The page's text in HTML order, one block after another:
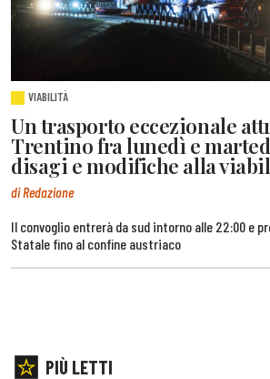
VIABILITÀ
Un trasporto eccezionale
Trentino fra lunedì e
disagi e modifiche alla
di Redazione
Il convoglio entrerà da sud intorno alle 22:00 e
Statale fino al confine austriaco
PIÙ LETTI